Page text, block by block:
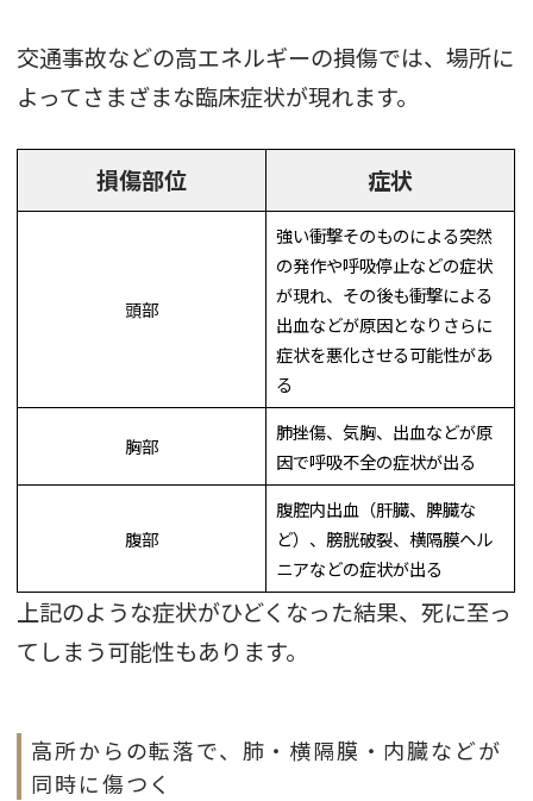
交通事故などの高エネルギーの損傷では、場所に
よってさまざまな臨床症状が現れます。
損傷部位 症状
頭部
強い衝撃そのものによる突然
の発作や呼吸停止などの症状
が現れ、その後も衝撃による
出血などが原因となりさらに
症状を悪化させる可能性があ
る
胸部
肺挫傷、気胸、出血などが原
因で呼吸不全の症状が出る
腹部
腹腔内出血（肝臓、脾臓な
ど）、膀胱破裂、横隔膜ヘル
ニアなどの症状が出る
上記のような症状がひどくなった結果、死に至っ
てしまう可能性もあります。
高所からの転落で、肺・横隔膜・内臓などが
同時に傷つく